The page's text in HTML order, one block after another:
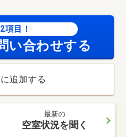
項目！
い合わせする
追加する
最新の
空室状況を聞く